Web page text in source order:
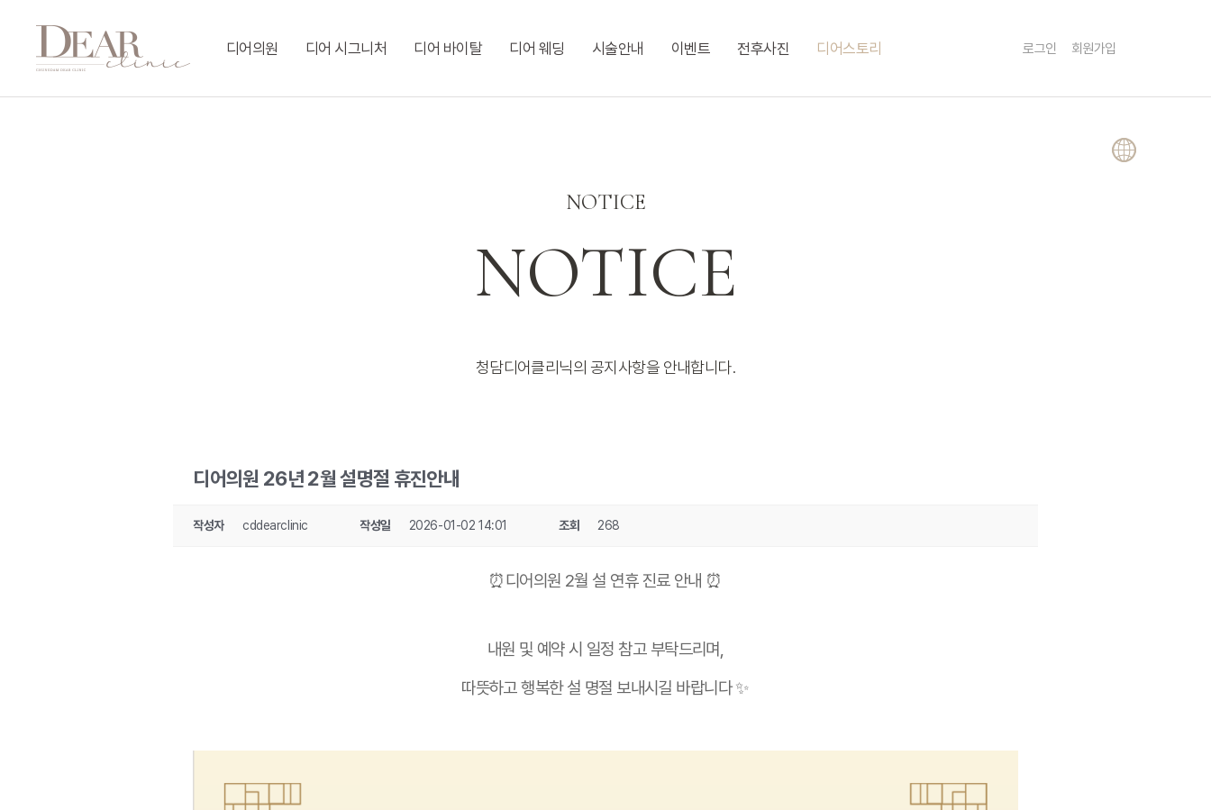
디어의원 디어 시그니처 디어 바이탈 디어 웨딩 시술안내 이벤트 전후사진 디어스토리 로그인 회원가입
NOTICE
NOTICE
청담디어클리닉의 공지사항을 안내합니다.
디어의원 26년 2월 설명절 휴진안내
작성자 cddearclinic 작성일 2026-01-02 14:01 조회 268
⏰디어의원 2월 설 연휴 진료 안내 ⏰
내원 및 예약 시 일정 참고 부탁드리며,
따뜻하고 행복한 설 명절 보내시길 바랍니다 ✨